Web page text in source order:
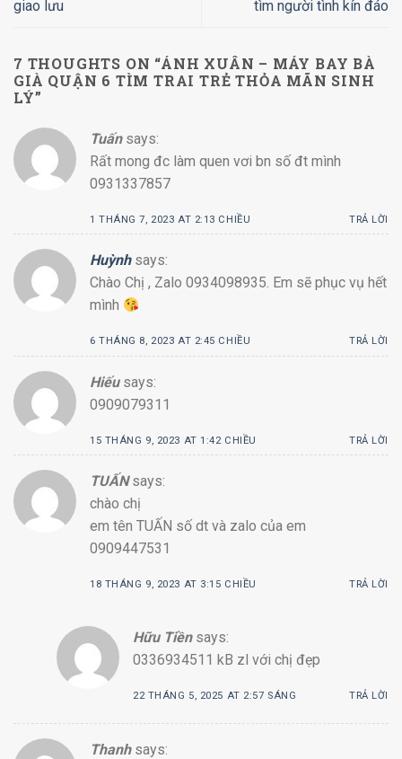
giao lưu
tìm người tình kín đáo
7 THOUGHTS ON “ÁNH XUÂN – MÁY BAY BÀ
GIÀ QUẬN 6 TÌM TRAI TRẺ THỎA MÃN SINH
LÝ”
Tuấn says:
Rất mong đc làm quen vơi bn số đt mình
0931337857
1 THÁNG 7, 2023 AT 2:13 CHIỀU TRẢ LỜI
Huỳnh says:
Chào Chị , Zalo 0934098935. Em sẽ phục vụ hết
mình
6 THÁNG 8, 2023 AT 2:45 CHIỀU TRẢ LỜI
Hiếu says:
0909079311
15 THÁNG 9, 2023 AT 1:42 CHIỀU TRẢ LỜI
TUẤN says:
chào chị
em tên TUẤN số dt và zalo của em
0909447531
18 THÁNG 9, 2023 AT 3:15 CHIỀU TRẢ LỜI
Hữu Tiền says:
0336934511 kB zl với chị đẹp
22 THÁNG 5, 2025 AT 2:57 SÁNG TRẢ LỜI
Thanh says: